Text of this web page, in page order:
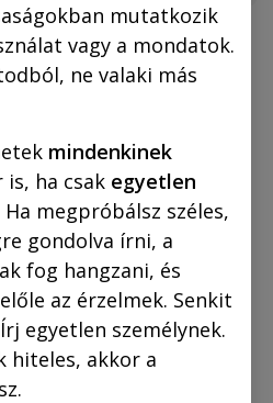
és Sir Oliver
mutatkozik
vagy a mondatok.
ne valaki más
mindenkinek
is, ha csak egyetlen
megpróbálsz széles,
gondolva írni, a
fog hangzani, és
az érzelmek. Senkit
egyetlen személynek.
hiteles, akkor a